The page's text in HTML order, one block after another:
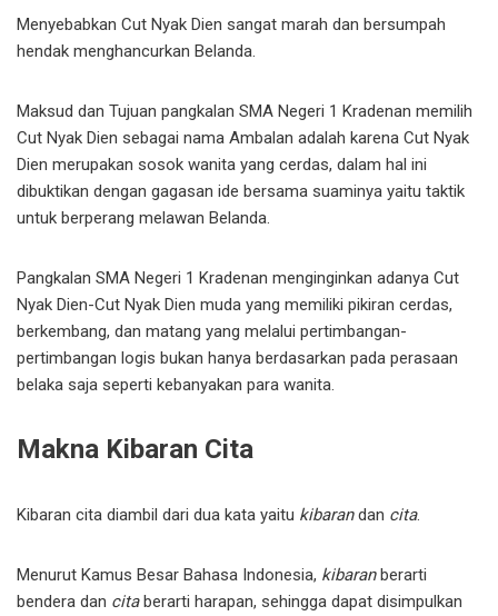
Menyebabkan Cut Nyak Dien sangat marah dan bersumpah
hendak menghancurkan Belanda.
Maksud dan Tujuan pangkalan SMA Negeri 1 Kradenan memilih
Cut Nyak Dien sebagai nama Ambalan adalah karena Cut Nyak
Dien merupakan sosok wanita yang cerdas, dalam hal ini
dibuktikan dengan gagasan ide bersama suaminya yaitu taktik
untuk berperang melawan Belanda.
Pangkalan SMA Negeri 1 Kradenan menginginkan adanya Cut
Nyak Dien-Cut Nyak Dien muda yang memiliki pikiran cerdas,
berkembang, dan matang yang melalui pertimbangan-
pertimbangan logis bukan hanya berdasarkan pada perasaan
belaka saja seperti kebanyakan para wanita.
Makna Kibaran Cita
Kibaran cita diambil dari dua kata yaitu kibarandan cita.
Menurut Kamus Besar Bahasa Indonesia, kibaranberarti
bendera dan citaberarti harapan, sehingga dapat disimpulkan